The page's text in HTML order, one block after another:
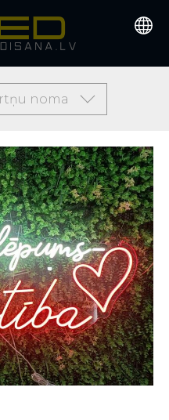
noma